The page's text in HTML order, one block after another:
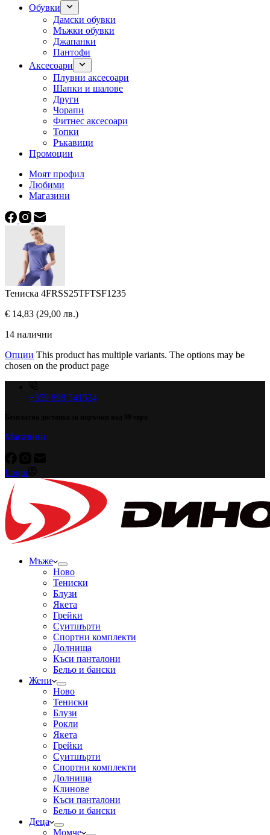
Обувки
Дамски обувки
Мъжки обувки
Джапанки
Пантофи
Аксесоари
Плувни аксесоари
Шапки и шалове
Други
Чорапи
Фитнес аксесоари
Топки
Ръкавици
Промоции
Моят профил
Любими
Магазини
Тениска 4FRSS25TFTSF1235
€ 14,83 (29,00 лв.)
14 налични
Опции This product has multiple variants. The options may be
chosen on the product page
+359 898 541534
Магазини
Login
Мъже
Ново
Тениски
Блузи
Якета
Грейки
Суитшърти
Спортни комплекти
Долнища
Къси панталони
Бельо и бански
Жени
Ново
Тениски
Блузи
Рокли
Якета
Грейки
Суитшърти
Спортни комплекти
Долнища
Клинове
Къси панталони
Бельо и бански
Деца
Момче